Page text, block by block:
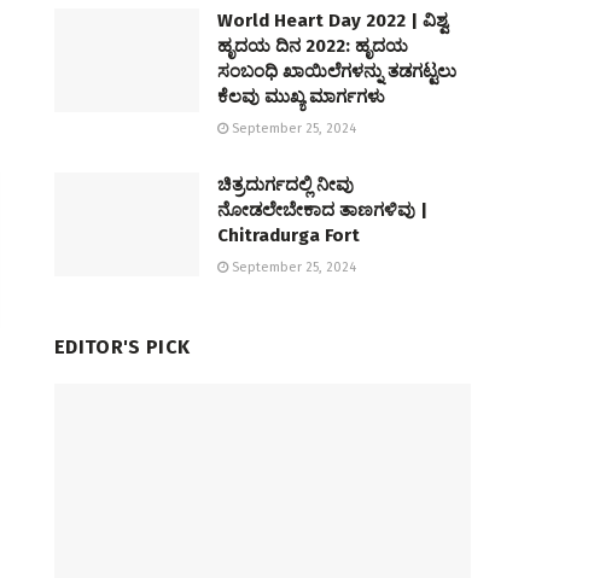
World Heart Day 2022 | ವಿಶ್ವ
ಹೃದಯ ದಿನ 2022: ಹೃದಯ
ಸಂಬಂಧಿ ಖಾಯಿಲೆಗಳನ್ನು ತಡಗಟ್ಟಲು
ಕೆಲವು ಮುಖ್ಯ ಮಾರ್ಗಗಳು
September 25, 2024
ಚಿತ್ರದುರ್ಗದಲ್ಲಿ ನೀವು
ನೋಡಲೇಬೇಕಾದ ತಾಣಗಳಿವು |
Chitradurga Fort
September 25, 2024
EDITOR'S PICK